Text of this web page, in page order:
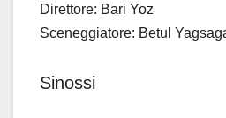
Direttore: Bari Yoz
Sceneggiatore: Betul
Sinossi